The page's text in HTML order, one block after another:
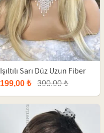
Işıltılı Sarı Düz Uzun Fiber
Peruk
199,00 ₺ 300,00 ₺